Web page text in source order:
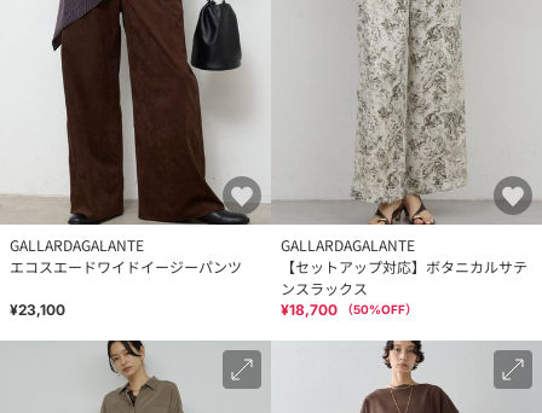
GALLARDAGALANTE
エコスエードワイドイージーパンツ
¥23,100
GALLARDAGALANTE
【セットアップ対応】ボタニカルサテ
ンスラックス
¥18,700 （50%OFF）